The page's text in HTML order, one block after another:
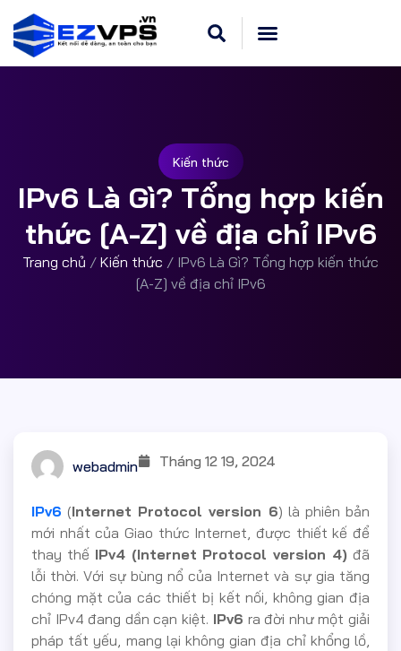
Kiến thức
IPv6 Là Gì? Tổng hợp kiến
thức [A-Z] về địa chỉ IPv6
Trang chủ / Kiến thức / IPv6 Là Gì? Tổng hợp kiến thức
[A-Z] về địa chỉ IPv6
webadmin Tháng 12 19, 2024
IPv6 (Internet Protocol version 6) là phiên bản
mới nhất của Giao thức Internet, được thiết kế để
thay thế IPv4 (Internet Protocol version 4) đã
lỗi thời. Với sự bùng nổ của Internet và sự gia tăng
chóng mặt của các thiết bị kết nối, không gian địa
chỉ IPv4 đang dần cạn kiệt. IPv6 ra đời như một giải
pháp tất yếu, mang lại không gian địa chỉ khổng lồ,